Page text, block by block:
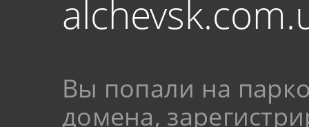
Вы попали на
домена,